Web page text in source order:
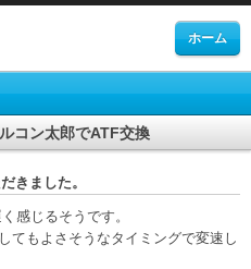
ホーム
コン太郎でATF交換
きました。
感じるそうです。
てもよさそうなタイミングで変速し